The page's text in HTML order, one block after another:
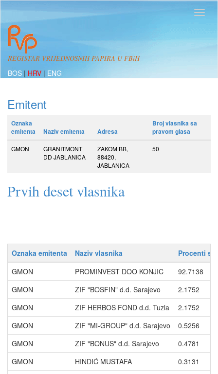
REGISTAR VRIJEDNOSNIH PAPIRA U FBiH
BOS | HRV | ENG
Emitent
Oznaka
emitenta
Naziv emitenta Adresa
Broj vlasnika sa
pravom glasa
GMON
GRANITMONT
DD JABLANICA
ZAKOM BB,
88420,
JABLANICA
50
Prvih deset vlasnika
Oznaka emitenta Naziv vlasnika
Procenti
GMON
PROMINVEST DOO KONJIC
92.7138
GMON
ZIF "BOSFIN" d.d. Sarajevo
2.1752
GMON
ZIF HERBOS FOND d.d. Tuzla
2.1752
GMON
ZIF "MI-GROUP" d.d. Sarajevo
0.5256
GMON
ZIF "BONUS" d.d. Sarajevo
0.4781
GMON
HINDIĆ MUSTAFA
0.3131